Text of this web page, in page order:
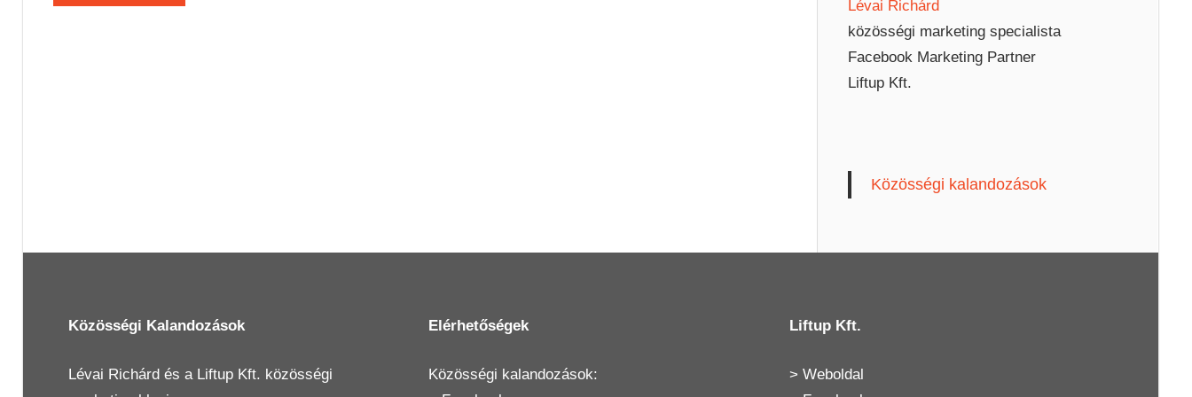
Lévai Richárd
közösségi marketing specialista
Facebook Marketing Partner
Liftup Kft.
Közösségi kalandozások
Közösségi Kalandozások
Lévai Richárdés a Liftup Kft. közösségi
Elérhetőségek
Közösségi kalandozások:
Liftup Kft.
>Weboldal